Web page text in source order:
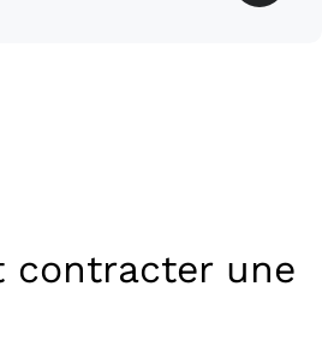
contracter une